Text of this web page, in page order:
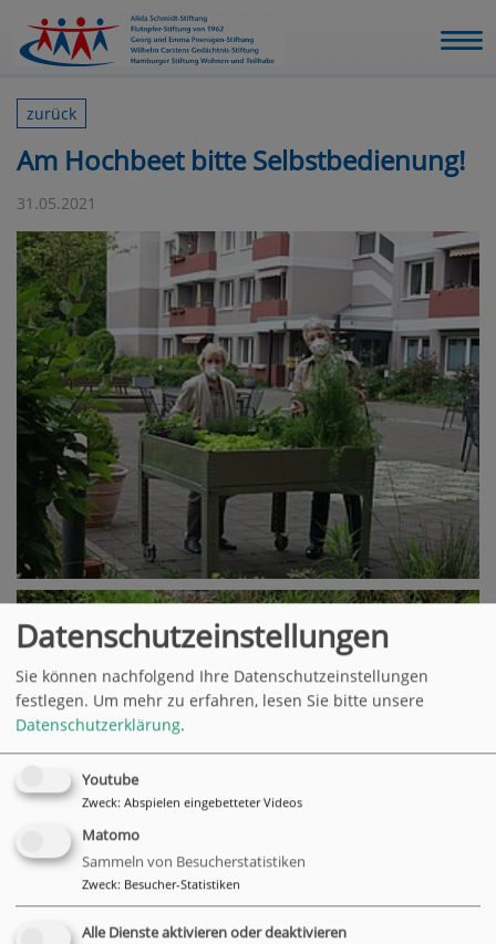
zurück
Am Hochbeet bitte Selbstbedienung!
31.05.2021
Datenschutzeinstellungen
Sie können nachfolgend Ihre Datenschutzeinstellungen
festlegen. Um mehr zu erfahren, lesen Sie bitte unsere
Datenschutzerklärung.
Youtube
Zweck: Abspielen eingebetteter Videos
Matomo
Sammeln von Besucherstatistiken
Zweck: Besucher-Statistiken
Alle Dienste aktivieren oder deaktivieren